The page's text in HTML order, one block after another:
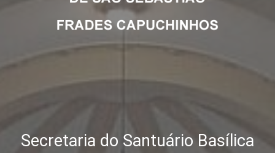
Secretaria do Santuário Basílica